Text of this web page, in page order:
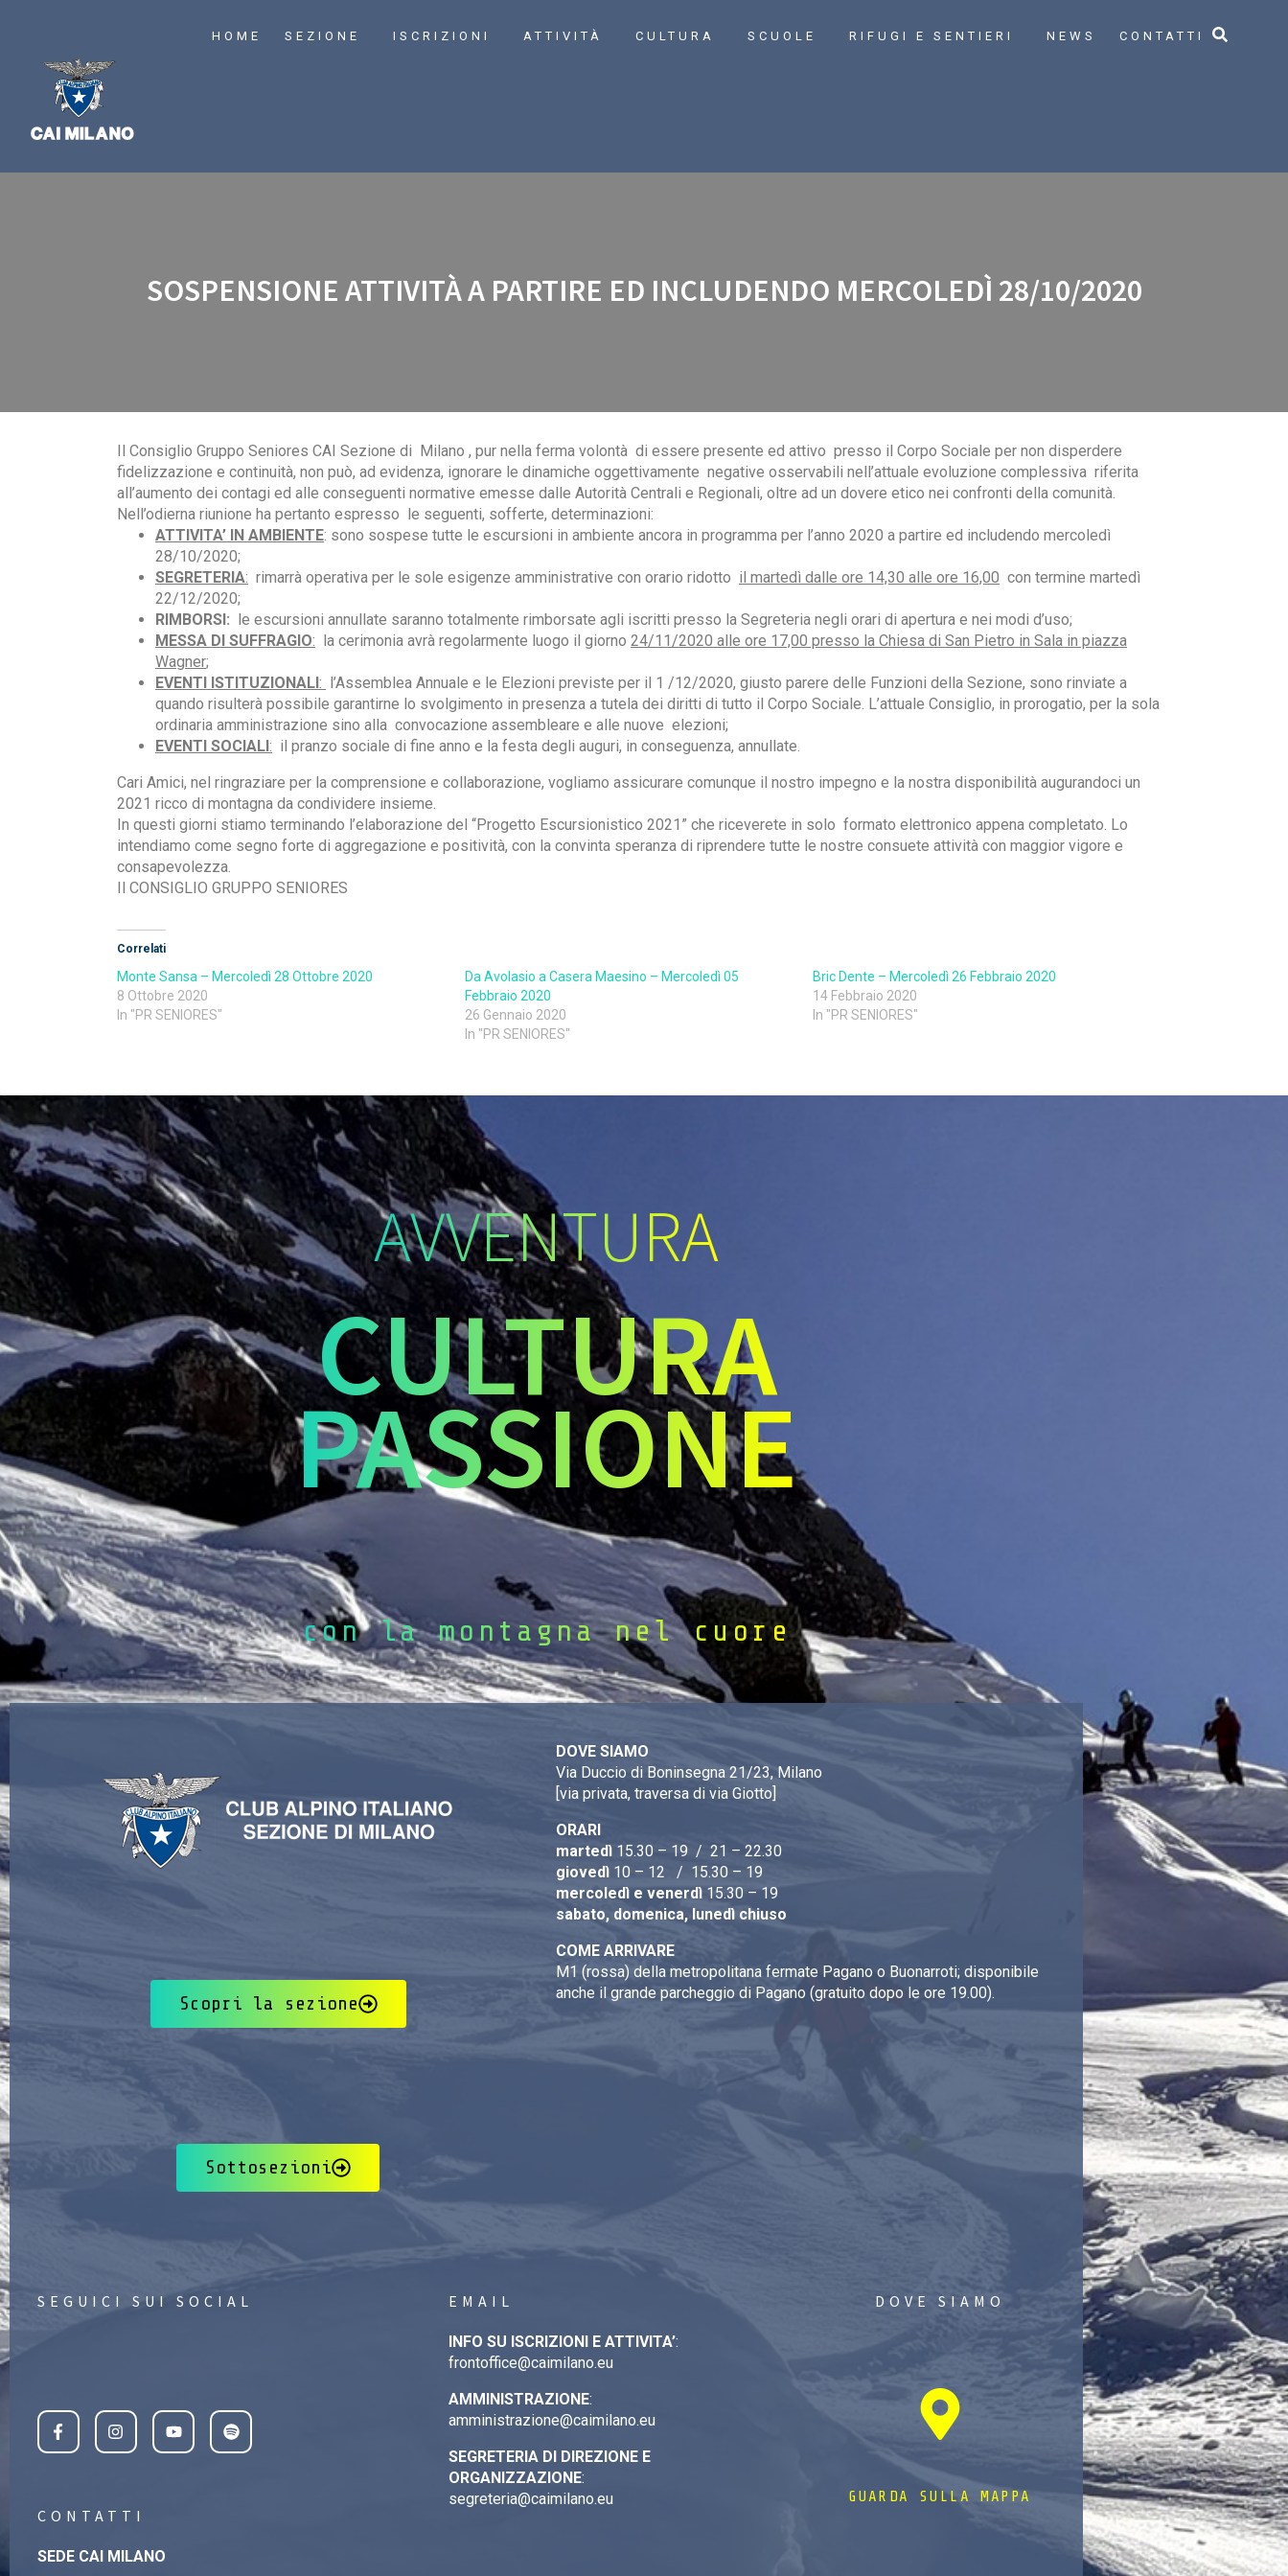
HOME SEZIONE ISCRIZIONI ATTIVITÀ CULTURA SCUOLE RIFUGI E SENTIERI NEWS CONTATTI
SOSPENSIONE ATTIVITÀ A PARTIRE ED INCLUDENDO MERCOLEDÌ 28/10/2020
Il Consiglio Gruppo Seniores CAI Sezione di Milano , pur nella ferma volontà di essere presente ed attivo presso il Corpo Sociale per non disperdere
fidelizzazione e continuità, non può, ad evidenza, ignorare le dinamiche oggettivamente negative osservabili nell’attuale evoluzione complessiva riferita
all’aumento dei contagi ed alle conseguenti normative emesse dalle Autorità Centrali e Regionali, oltre ad un dovere etico nei confronti della comunità.
Nell’odierna riunione ha pertanto espresso le seguenti, sofferte, determinazioni:
ATTIVITA’ IN AMBIENTE: sono sospese tutte le escursioni in ambiente ancora in programma per l’anno 2020 a partire ed includendo mercoledì
28/10/2020;
SEGRETERIA: rimarrà operativa per le sole esigenze amministrative con orario ridotto il martedì dalle ore 14,30 alle ore 16,00 con termine martedì
22/12/2020;
RIMBORSI: le escursioni annullate saranno totalmente rimborsate agli iscritti presso la Segreteria negli orari di apertura e nei modi d’uso;
MESSA DI SUFFRAGIO: la cerimonia avrà regolarmente luogo il giorno 24/11/2020 alle ore 17,00 presso la Chiesa di San Pietro in Sala in piazza
Wagner;
EVENTI ISTITUZIONALI: l’Assemblea Annuale e le Elezioni previste per il 1 /12/2020, giusto parere delle Funzioni della Sezione, sono rinviate a
quando risulterà possibile garantirne lo svolgimento in presenza a tutela dei diritti di tutto il Corpo Sociale. L’attuale Consiglio, in prorogatio, per la sola
ordinaria amministrazione sino alla convocazione assembleare e alle nuove elezioni;
EVENTI SOCIALI: il pranzo sociale di fine anno e la festa degli auguri, in conseguenza, annullate.
Cari Amici, nel ringraziare per la comprensione e collaborazione, vogliamo assicurare comunque il nostro impegno e la nostra disponibilità augurandoci un
2021 ricco di montagna da condividere insieme.
In questi giorni stiamo terminando l’elaborazione del “Progetto Escursionistico 2021” che riceverete in solo formato elettronico appena completato. Lo
intendiamo come segno forte di aggregazione e positività, con la convinta speranza di riprendere tutte le nostre consuete attività con maggior vigore e
consapevolezza.
Il CONSIGLIO GRUPPO SENIORES
Correlati
Monte Sansa – Mercoledì 28 Ottobre 2020
8 Ottobre 2020
In "PR SENIORES"
Da Avolasio a Casera Maesino – Mercoledì 05
Febbraio 2020
26 Gennaio 2020
In "PR SENIORES"
Bric Dente – Mercoledì 26 Febbraio 2020
14 Febbraio 2020
In "PR SENIORES"
AVVENTURA
CULTURA
PASSIONE
con la montagna nel cuore
Scopri la sezione
Sottosezioni
DOVE SIAMO
Via Duccio di Boninsegna 21/23, Milano
[via privata, traversa di via Giotto]
ORARI
martedì 15.30 – 19 / 21 – 22.30
giovedì 10 – 12 / 15.30 – 19
mercoledì e venerdì 15.30 – 19
sabato, domenica, lunedì chiuso
COME ARRIVARE
M1 (rossa) della metropolitana fermate Pagano o Buonarroti; disponibile
anche il grande parcheggio di Pagano (gratuito dopo le ore 19.00).
SEGUICI SUI SOCIAL
CONTATTI
SEDE CAI MILANO
EMAIL
INFO SU ISCRIZIONI E ATTIVITA’:
frontoffice@caimilano.eu
AMMINISTRAZIONE:
amministrazione@caimilano.eu
SEGRETERIA DI DIREZIONE E
ORGANIZZAZIONE:
segreteria@caimilano.eu
DOVE SIAMO
GUARDA SULLA MAPPA